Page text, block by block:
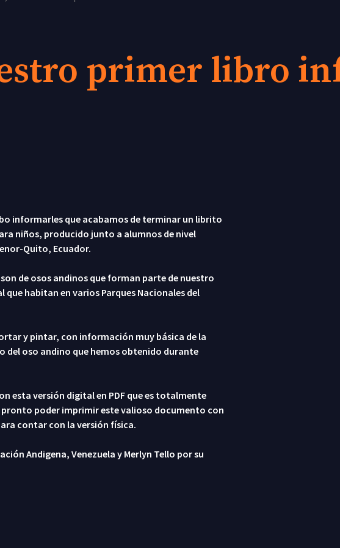
primer libro
informarles que acabamos de terminar un librito
niños, producido junto a alumnos de nivel
Quito, Ecuador.
de osos andinos que forman parte de nuestro
habitan en varios Parques Nacionales del
y pintar, con información muy básica de la
oso andino que hemos obtenido durante
esta versión digital en PDF que es totalmente
poder imprimir este valioso documento con
contar con la versión física.
Andigena, Venezuela y Merlyn Tello por su